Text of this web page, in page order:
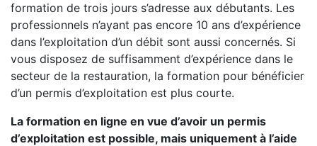
formation de trois jours s’adresse aux débutants. Les
professionnels n’ayant pas encore 10 ans d’expérience
dans l’exploitation d’un débit sont aussi concernés. Si
vous disposez de suffisamment d’expérience dans le
secteur de la restauration, la formation pour bénéficier
d’un permis d’exploitation est plus courte.
La formation en ligne en vue d’avoir un permis
d’exploitation est possible, mais uniquement à l’aide